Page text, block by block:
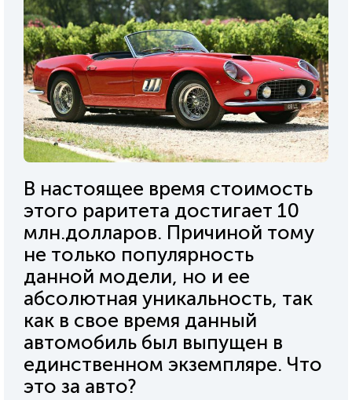
В настоящее время стоимость
этого раритета достигает 10
млн.долларов. Причиной тому
не только популярность
данной модели, но и ее
абсолютная уникальность, так
как в свое время данный
автомобиль был выпущен в
единственном экземпляре. Что
это за авто?